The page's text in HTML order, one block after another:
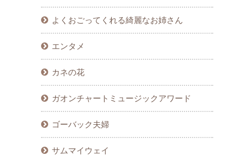
よくおごってくれる綺麗なお姉さん
エンタメ
カネの花
ガオンチャートミュージックアワード
ゴーバック夫婦
サムマイウェイ